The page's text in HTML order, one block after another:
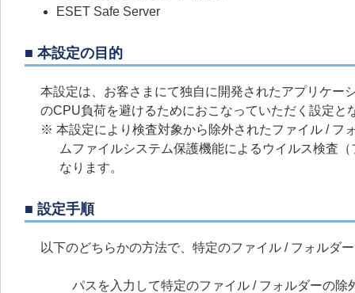
ESET Safe Server
■ 本設定の目的
本設定は、お客さまにて独自に開発されたアプリケー
のCPU負荷を避けるためにおこなっていただく設定と
※ 本設定により検査対象から除外されたファイル / フ
ムファイルシステム保護機能によるウイルス検査
なります。
■ 設定手順
以下のどちらかの方法で、特定のファイル / フォルダ
パスを入力して特定のファイル / フォルダーの除